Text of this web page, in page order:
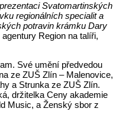
Svatomartinských
regionálních specialit a
potravin krámku Dary
Region na talíři,
Své umění předvedou
ze ZUŠ Zlín – Malenovice,
a Strunka ze ZUŠ Zlín.
držitelka Ceny akademie
Music, a Ženský sbor z